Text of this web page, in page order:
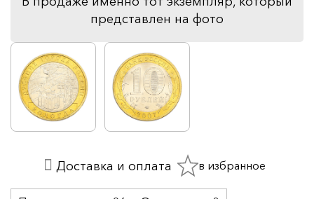
представлен на фото
Доставка и оплата в избранное